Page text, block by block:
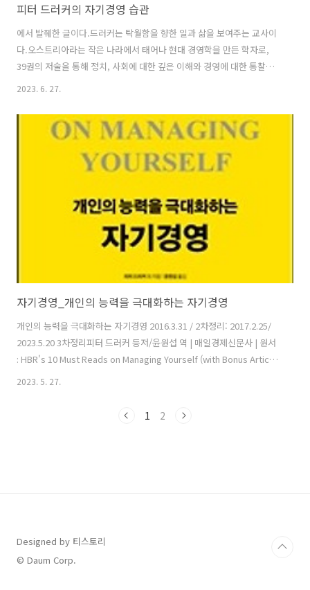
피터 드러커의 자기경영 습관
에서 발췌한 글이다.드러커는 탁월함을 향한 일과 삶을 보여주는 교사이
다.오스트리아라는 작은 나라에서 태어나 현대 경영학을 만든 학자로,
39권의 저술을 통해 정치, 사회에 대한 깊은 이해와 경영에 대한 통찰을
전해준 저술가로, 그리고 50여년 동안 많은 사람들을 가르친 교사로, 수
팅한 컨설턴트로 여러 영역에서 탁월한 성취를 한 사람으로 살았다.그가
삶과 일에서 보여 준 탁월함을 향한 삶은 그가 자신의 가치를 실현하기
위해 몰입하는 삶을 살려고 최선을 다했기 때문이다. 곧 드러커는 자기
를 경영하는데 최선을 다했다. 원하는 삶은 먼저 자기를 경영할 수 있을
2023. 6. 27.
자기경영_개인의 능력을 극대화하는 자기경영
개인의 능력을 극대화하는 자기경영 2016.3.31 / 2차정리: 2017.2.25/
2023.5.20 3차정리피터 드러커 등저/윤원섭 역 | 매일경제신문사 | 원서
: HBR's 10 Must Reads on Managing Yourself (with Bonus Article
"How Will You Measure Your Life?하버드비즈니스리뷰에 실린 자기
삶을 위한 원칙과 행동에 대한 지침들이다. 10개의 글이 있다. 자기를 관
2023. 5. 27.
1 2
Designed by 티스토리
© Daum Corp.